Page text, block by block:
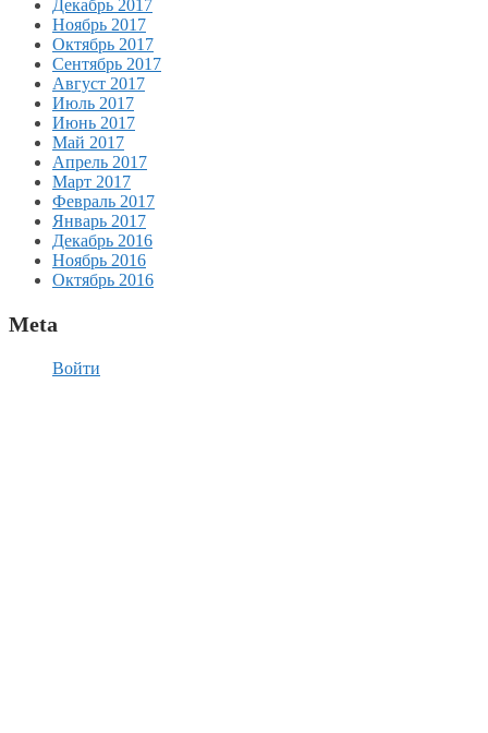
Декабрь 2017
Ноябрь 2017
Октябрь 2017
Сентябрь 2017
Август 2017
Июль 2017
Июнь 2017
Май 2017
Апрель 2017
Март 2017
Февраль 2017
Январь 2017
Декабрь 2016
Ноябрь 2016
Октябрь 2016
Meta
Войти